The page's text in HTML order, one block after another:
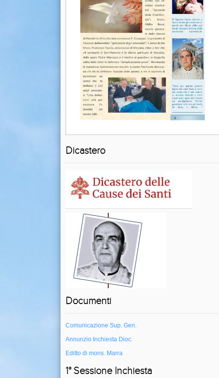
Dicastero
Documenti
Comunicazione Sup. Gen.
Annunzio Inchiesta Dioc.
Editto di mons. Marra
1° Sessione Inchiesta